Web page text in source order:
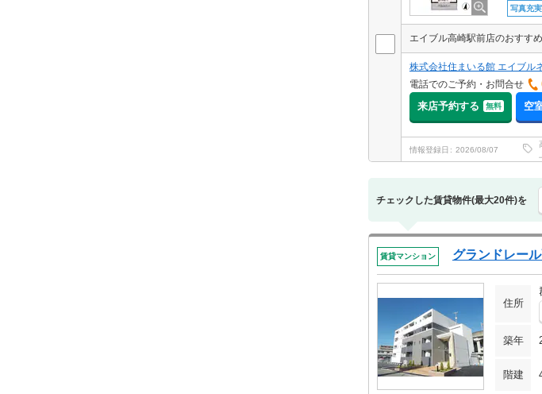
写真充実
株式会社住まいる館 エイブル
電話でのご予約・お問合せ
来店予約する 無料 空
情報登録日 2026/08/07
チェックした賃貸物件(最大20件)を
賃貸マンション グランドレー
住所
築年
階建